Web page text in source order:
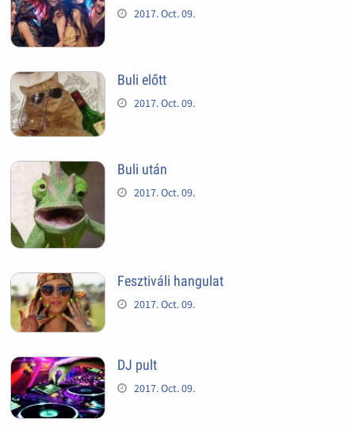
2017. Oct. 09.
Buli előtt
2017. Oct. 09.
Buli után
2017. Oct. 09.
Fesztiváli hangulat
2017. Oct. 09.
DJ pult
2017. Oct. 09.